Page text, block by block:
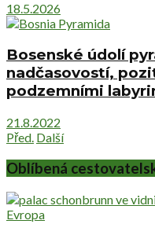
18.5.2026
Bosenské údolí
nadčasovostí,
podzemními
21.8.2022
Před. Další
Oblíbená
Evropa